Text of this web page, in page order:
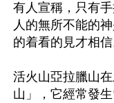
有人宣稱，只有
人的無所不能的
的着看的見才相信
活火山亞拉臘山
山」，它經常發